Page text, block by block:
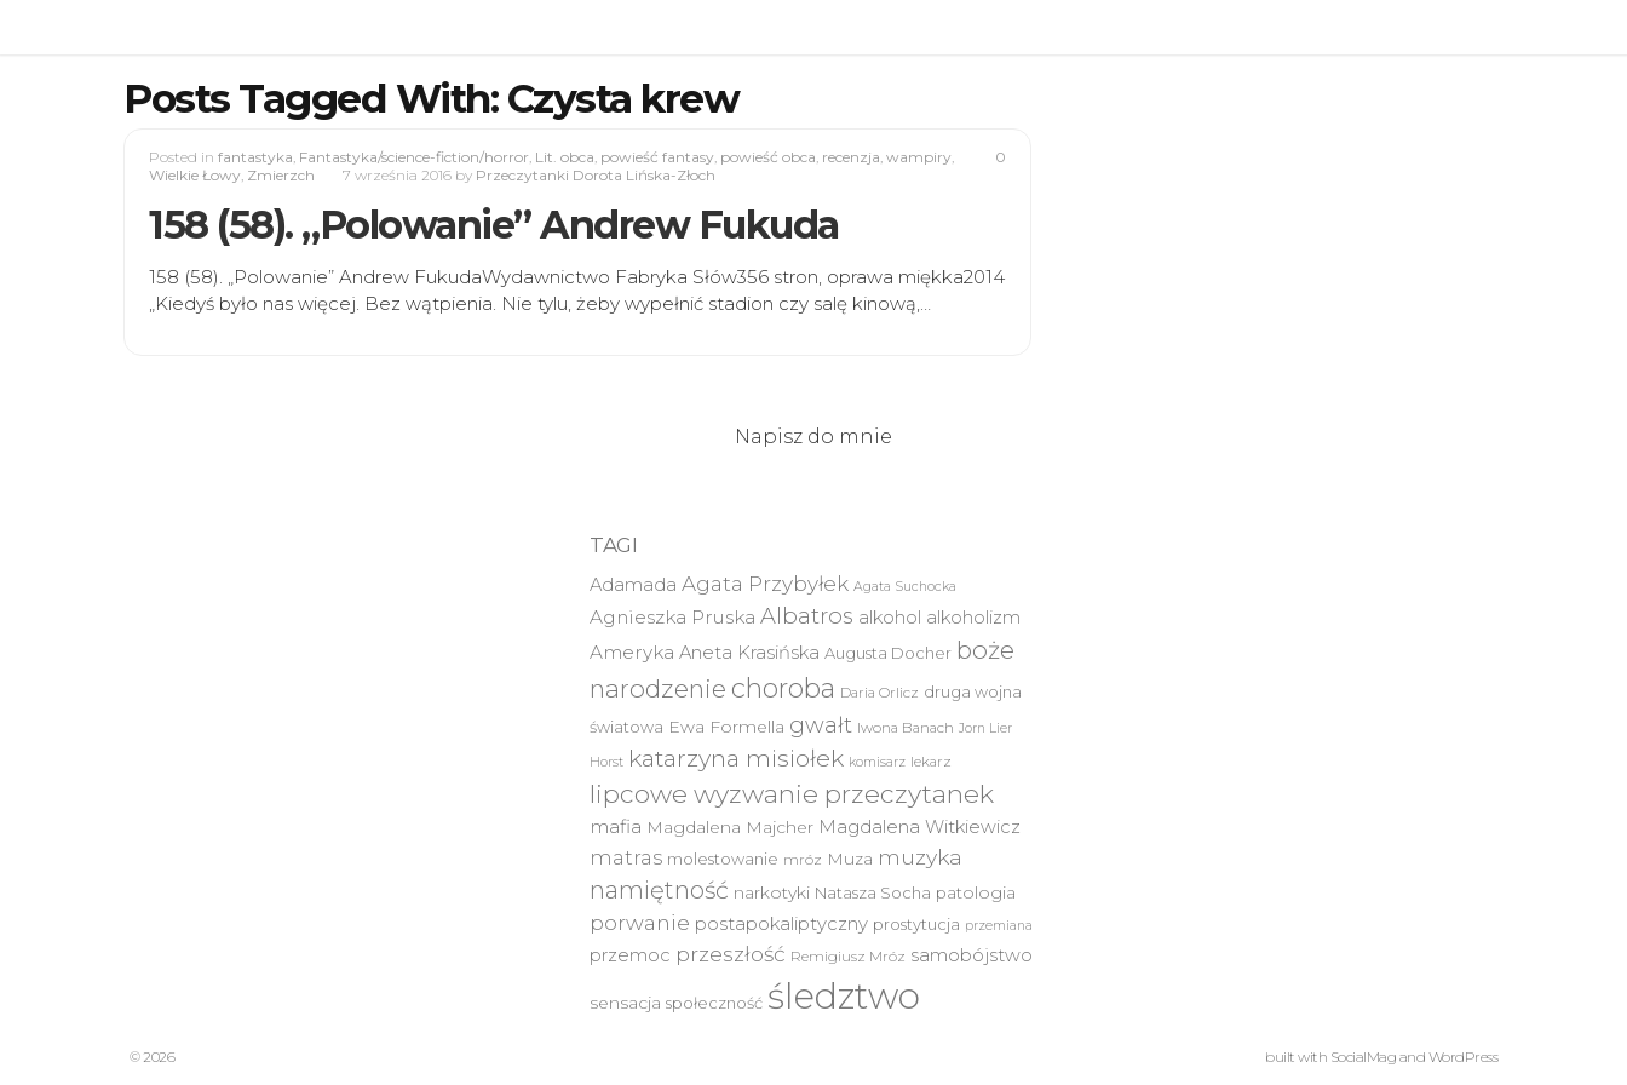
Posts Tagged With: Czysta krew
0
Posted in fantastyka, Fantastyka/science-fiction/horror, Lit. obca, powieść fantasy, powieść obca, recenzja, wampiry,
Wielkie Łowy, Zmierzch 7 września 2016 by Przeczytanki Dorota Lińska-Złoch
158 (58). „Polowanie” Andrew Fukuda
158 (58). „Polowanie” Andrew FukudaWydawnictwo Fabryka Słów356 stron, oprawa miękka2014
„Kiedyś było nas więcej. Bez wątpienia. Nie tylu, żeby wypełnić stadion czy salę kinową,…
Napisz do mnie
TAGI
Adamada Agata Przybyłek Agata Suchocka
Agnieszka Pruska Albatros alkohol alkoholizm
Ameryka Aneta Krasińska Augusta Docher boże
narodzenie choroba Daria Orlicz druga wojna
światowa Ewa Formella gwałt Iwona Banach Jorn Lier
Horst katarzyna misiołek komisarz lekarz
lipcowe wyzwanie przeczytanek
mafia Magdalena Majcher Magdalena Witkiewicz
matras molestowanie mróz Muza muzyka
namiętność narkotyki Natasza Socha patologia
porwanie postapokaliptyczny prostytucja przemiana
przemoc przeszłość Remigiusz Mróz samobójstwo
sensacja społeczność śledztwo
© 2026 built with SocialMag and WordPress